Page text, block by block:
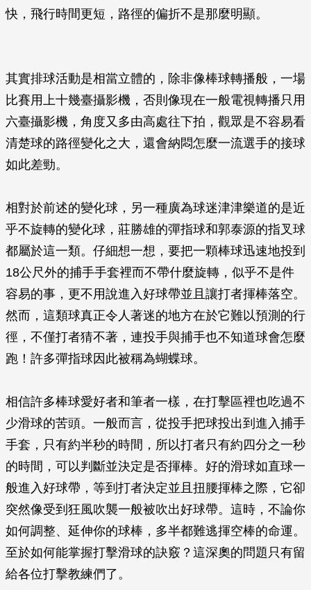
快，飛行時間更短，路徑的偏折不是那麼明顯。
其實排球活動是相當立體的，除非像棒球轉播般，一場
比賽用上十幾臺攝影機，否則像現在一般電視轉播只用
六臺攝影機，角度又多由高處往下拍，觀眾是不容易看
清楚球的路徑變化之大，還會納悶怎麼一流選手的接球
如此差勁。
相對於前述的變化球，另一種廣為球迷津津樂道的是近
乎不旋轉的變化球，莊勝雄的彈指球和郭泰源的指叉球
都屬於這一類。仔細想一想，要把一顆棒球迅速地投到
18公尺外的捕手手套裡而不帶什麼旋轉，似乎不是件
容易的事，更不用說進入好球帶並且讓打者揮棒落空。
然而，這類球真正令人著迷的地方在於它難以預測的行
徑，不僅打者猜不著，連投手與捕手也不知道球會怎麼
跑！許多彈指球因此被稱為蝴蝶球。
相信許多棒球愛好者和筆者一樣，在打擊區裡也吃過不
少滑球的苦頭。一般而言，從投手把球投出到進入捕手
手套，只有約半秒的時間，所以打者只有約四分之一秒
的時間，可以判斷並決定是否揮棒。好的滑球如直球一
般進入好球帶，等到打者決定並且扭腰揮棒之際，它卻
突然像受到狂風吹襲一般被吹出好球帶。這時，不論你
如何調整、延伸你的球棒，多半都難逃揮空棒的命運。
至於如何能掌握打擊滑球的訣竅？這深奧的問題只有留
給各位打擊教練們了。